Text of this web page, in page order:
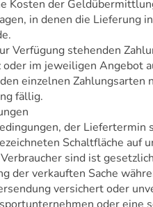
Kosten der
in denen die Lieferung
Verfügung stehenden
oder im jeweiligen Angebot
einzelnen Zahlungsarten
fällig.
der Liefertermin
Schaltfläche auf
sind ist
der verkauften Sache
versichert oder